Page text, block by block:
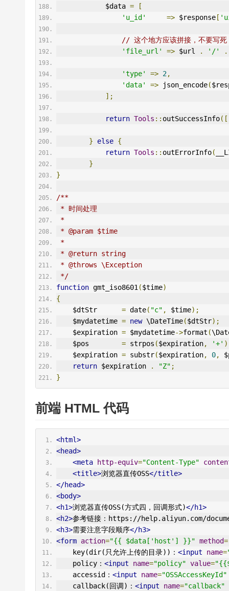
            $data
=
[
'u_id'
=> $response[
// 这个地方应该拼接，不要写死
'file_url'
=> $url . '/' .
'type' => 2,
'data'
=> json_encode(
];
return Tools :: outSuccessInfo([
} else {
return Tools :: outErrorInfo(
}
}
/**
* 时间处理
*
* @param $time
*
* @return string
* @throws \Exception
*/
function gmt_iso8601 ($time)
{
    $dtStr
= date( "c" , $time);
    $mydatetime
= new \DateTime($dtStr);
    $expiration
= $mydatetime->format (
    $pos
= strpos ($expiration, '+'
    $expiration
= substr($expiration, 0,
return $expiration . "Z" ;
}
前端 HTML 代码
<html>
<head>
<meta
http-equiv="Content-Type"
<title>浏览器直传OSS</title>
</head>
<body>
<h1>浏览器直传OSS(方式四，回调形式)</h1>
<h2>参考链接：https://help.aliyun.com/
<h3>需要注意字段顺序</h3>
<form action="{{ $data['host'] }}" method=
    key(dir(只允许上传的目录))：
<input name=
    policy：
<input name="policy" value=
    accessid：
<input name="OSSAccessKeyId"
    callback(回调)：
<input name="callback"